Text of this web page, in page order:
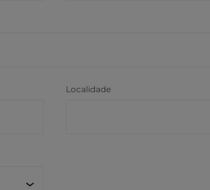
Localidade